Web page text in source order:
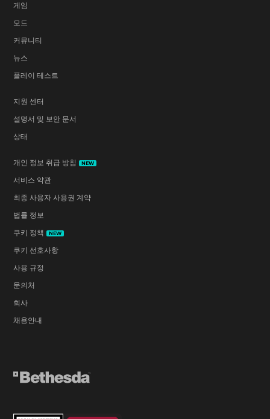
게임
모드
커뮤니티
뉴스
플레이 테스트
지원 센터
설명서 및 보안 문서
상태
개인 정보 취급 방침 NEW
서비스 약관
최종 사용자 사용권 계약
법률 정보
쿠키 정책
NEW
쿠키 선호사항
사용 규정
문의처
회사
채용안내